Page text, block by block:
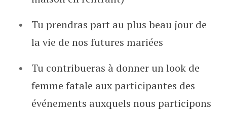
Tu prendras part au plus beau jour de
la vie de nos futures mariées
Tu contribueras à donner un look de
femme fatale aux participantes des
événements auxquels nous participons